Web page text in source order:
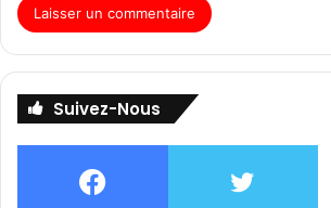
Suivez-Nous